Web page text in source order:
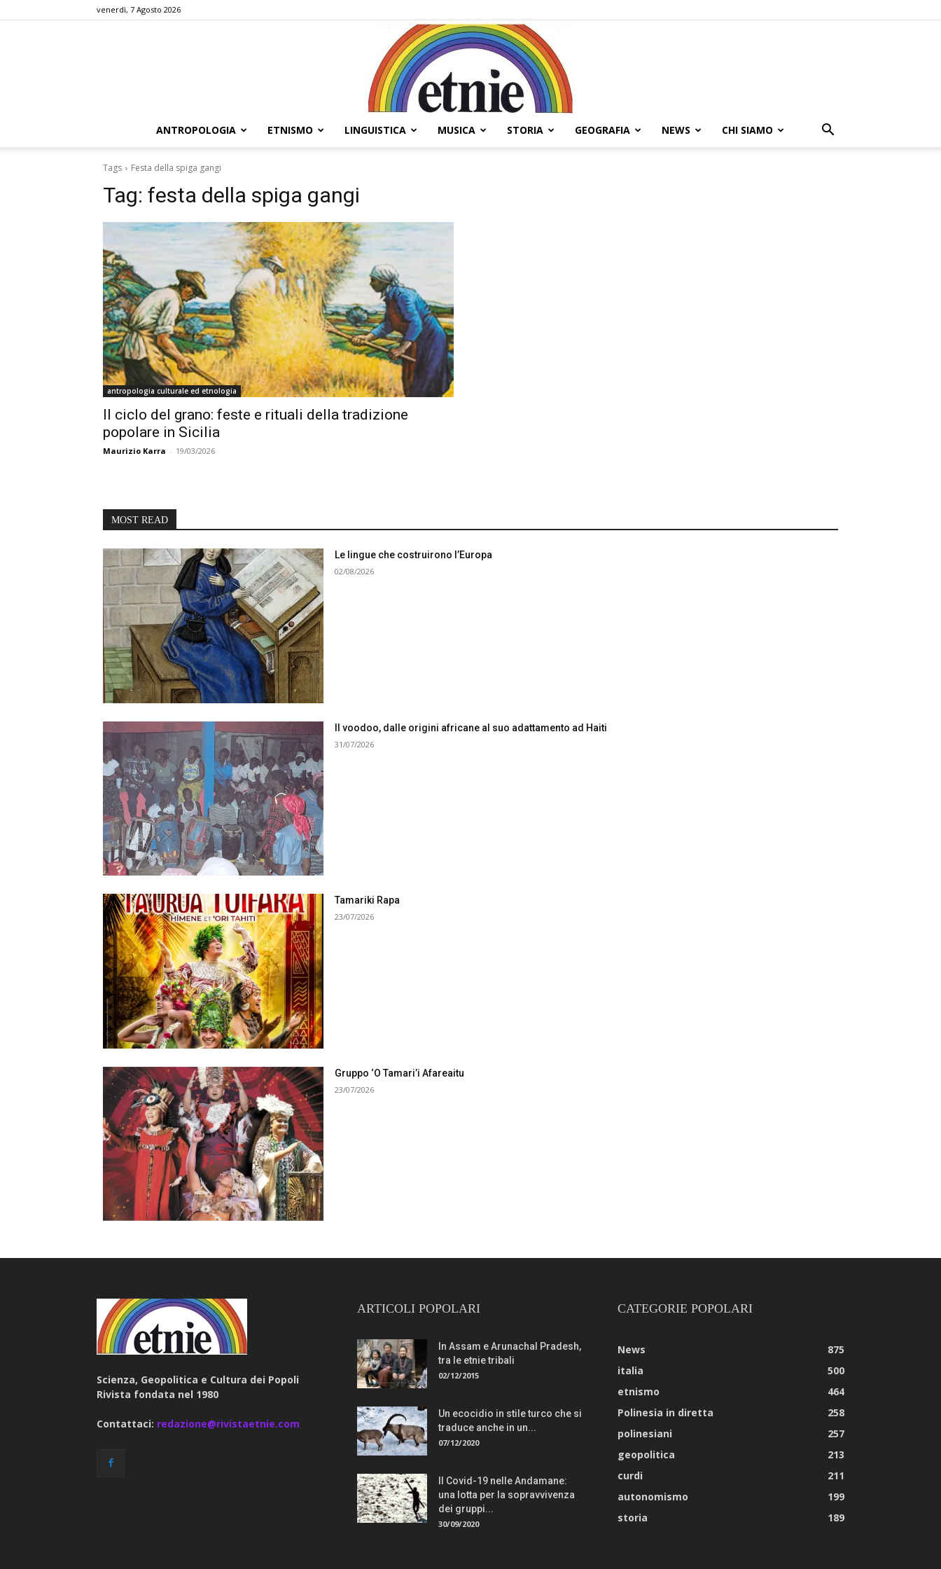
venerdì, 7 Agosto 2026
ANTROPOLOGIA ETNISMO LINGUISTICA MUSICA STORIA GEOGRAFIA NEWS CHI SIAMO
Tags Festa della spiga gangi
Tag: festa della spiga gangi
antropologia culturale ed etnologia
Il ciclo del grano: feste e rituali della tradizione
popolare in Sicilia
Maurizio Karra - 19/03/2026
MOST READ
Le lingue che costruirono l’Europa
02/08/2026
Il voodoo, dalle origini africane al suo adattamento ad Haiti
31/07/2026
Tamariki Rapa
23/07/2026
Gruppo ‘O Tamari’i Afareaitu
23/07/2026
Scienza, Geopolitica e Cultura dei Popoli
Rivista fondata nel 1980
Contattaci: redazione@rivistaetnie.com
ARTICOLI POPOLARI
In Assam e Arunachal Pradesh,
tra le etnie tribali
02/12/2015
Un ecocidio in stile turco che si
traduce anche in un...
07/12/2020
Il Covid-19 nelle Andamane:
una lotta per la sopravvivenza
dei gruppi...
30/09/2020
CATEGORIE POPOLARI
News
875
italia
500
etnismo
464
Polinesia in diretta
258
polinesiani
257
geopolitica
213
curdi
211
autonomismo
199
storia
189